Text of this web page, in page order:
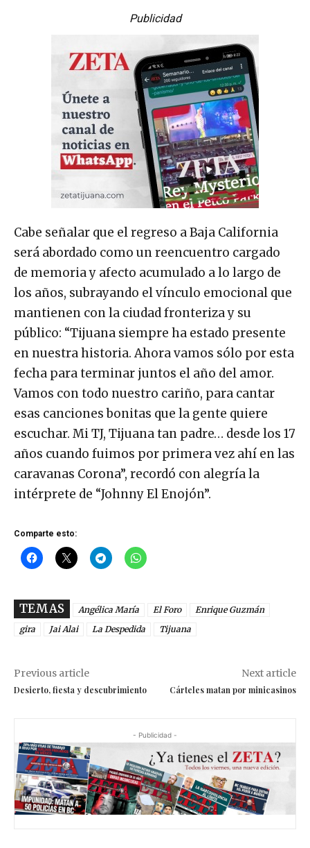
Publicidad
Cabe señalar que el regreso a Baja California
será abordado como un reencuentro cargado
de memoria y afecto acumulado a lo largo de
los años, subrayando el vínculo emocional que
mantienen con la ciudad fronteriza y su
público: “Tijuana siempre ha estado presente
en nuestra historia. Ahora vamos sólo por esta
fecha para terminar juntos el año del amor.
Vamos con todo nuestro cariño, para cantar
esas canciones bonitas que la gente quiere
escuchar. Mi TJ, Tijuana tan padre… desde los 17
años cuando fuimos por primera vez ahí en las
caravanas Corona”, recordó con alegría la
intérprete de “Johnny El Enojón”.
Comparte esto:
TEMAS Angélica María El Foro
Enrique Guzmán
gira
Jai Alai La Despedida Tijuana
Previous article
Desierto, fiesta y descubrimiento
Next article
Cárteles matan por minicasinos
- Publicidad -